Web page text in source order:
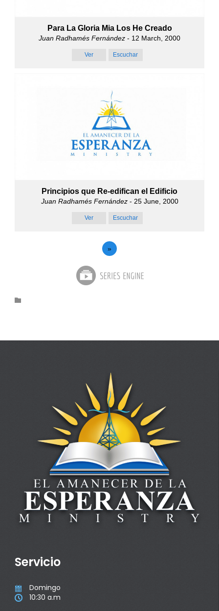
Para La Gloria Mia Los He Creado
Juan Radhamés Fernández - 12 March, 2000
Ver Escuchar
Principios que Re-edifican el Edificio
Juan Radhamés Fernández- 25 June, 2000
Ver Escuchar
»

Servicio
 Domingo
 10:30 a.m